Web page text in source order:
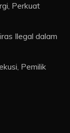
Perkuat
Ilegal dalam
Pemilik